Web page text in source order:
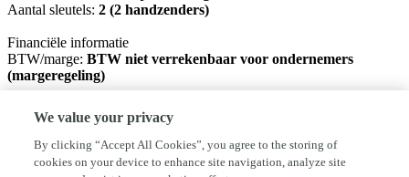
Aantal sleutels: 2 (2 handzenders)
Financiële informatie
BTW/marge: BTW niet verrekenbaar voor ondernemers
(margeregeling)
BOVAG Afleverbeurt:Ja
Afleverpakketten
Inbegrepen afleverpakket (à € 250): Afleverpakket (1)
We value your privacy
By clicking “Accept All Cookies”, you agree to the storing of
cookies on your device to enhance site navigation, analyze site